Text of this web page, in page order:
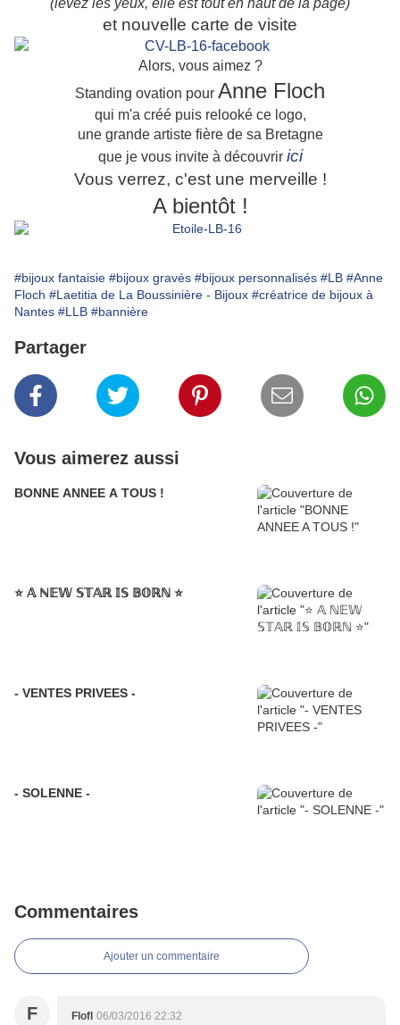
(levez les yeux, elle est tout en haut de la page)
et nouvelle carte de visite
Alors, vous aimez ?
Standing ovation pour Anne Floch
qui m'a créé puis relooké ce logo,
une grande artiste fière de sa Bretagne
que je vous invite à découvrir ici
Vous verrez, c'est une merveille !
A bientôt !
#bijoux fantaisie #bijoux gravés #bijoux personnalisés #LB #Anne
Floch #Laetitia de La Boussinière - Bijoux #créatrice de bijoux à
Nantes #LLB #bannière
Partager
Vous aimerez aussi
BONNE ANNEE A TOUS !
⭐️ 𝔸 ℕ𝔼𝕎 𝕊𝕋𝔸ℝ 𝕀𝕊 𝔹𝕆ℝℕ ⭐️
- VENTES PRIVEES -
- SOLENNE -
Commentaires
Ajouter un commentaire
F Flofl 06/03/2016 22:32